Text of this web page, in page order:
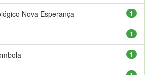
1
Nova Esperança
1
1